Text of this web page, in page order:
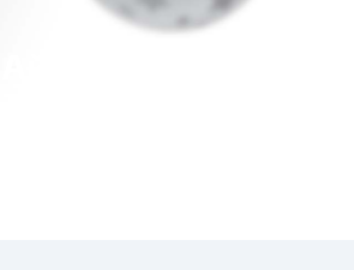
Галимовым